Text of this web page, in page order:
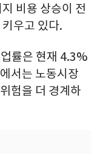
비용 상승이 전
우고 있다.
률은 현재 4.3%
서는 노동시장
험을 더 경계하